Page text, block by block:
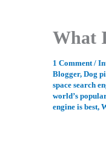
What
1 Comment /
Blogger, Dog
space search
world’s
engine is best,